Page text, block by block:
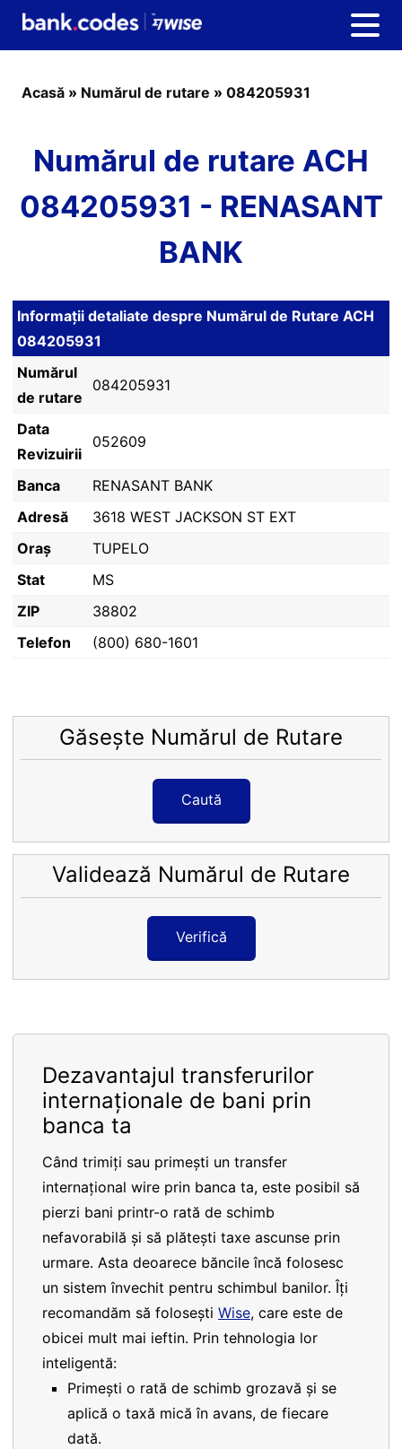
Acasă » Numărul de rutare » 084205931
Numărul de rutare ACH
084205931 - RENASANT
BANK
Informații detaliate despre Numărul de Rutare ACH
084205931
Numărul
de rutare
084205931
Data
Revizuirii
052609
Banca
RENASANT BANK
Adresă
3618 WEST JACKSON ST EXT
Oraș
TUPELO
Stat
MS
ZIP
38802
Telefon
(800) 680-1601
Găsește Numărul de Rutare
Caută
Validează Numărul de Rutare
Verifică
Dezavantajul transferurilor
internaționale de bani prin
banca ta
Când trimiți sau primești un transfer
internațional wire prin banca ta, este posibil să
pierzi bani printr-o rată de schimb
nefavorabilă și să plătești taxe ascunse prin
urmare. Asta deoarece băncile încă folosesc
un sistem învechit pentru schimbul banilor. Îți
recomandăm să folosești Wise, care este de
obicei mult mai ieftin. Prin tehnologia lor
inteligentă:
Primești o rată de schimb grozavă și se
aplică o taxă mică în avans, de fiecare
dată.